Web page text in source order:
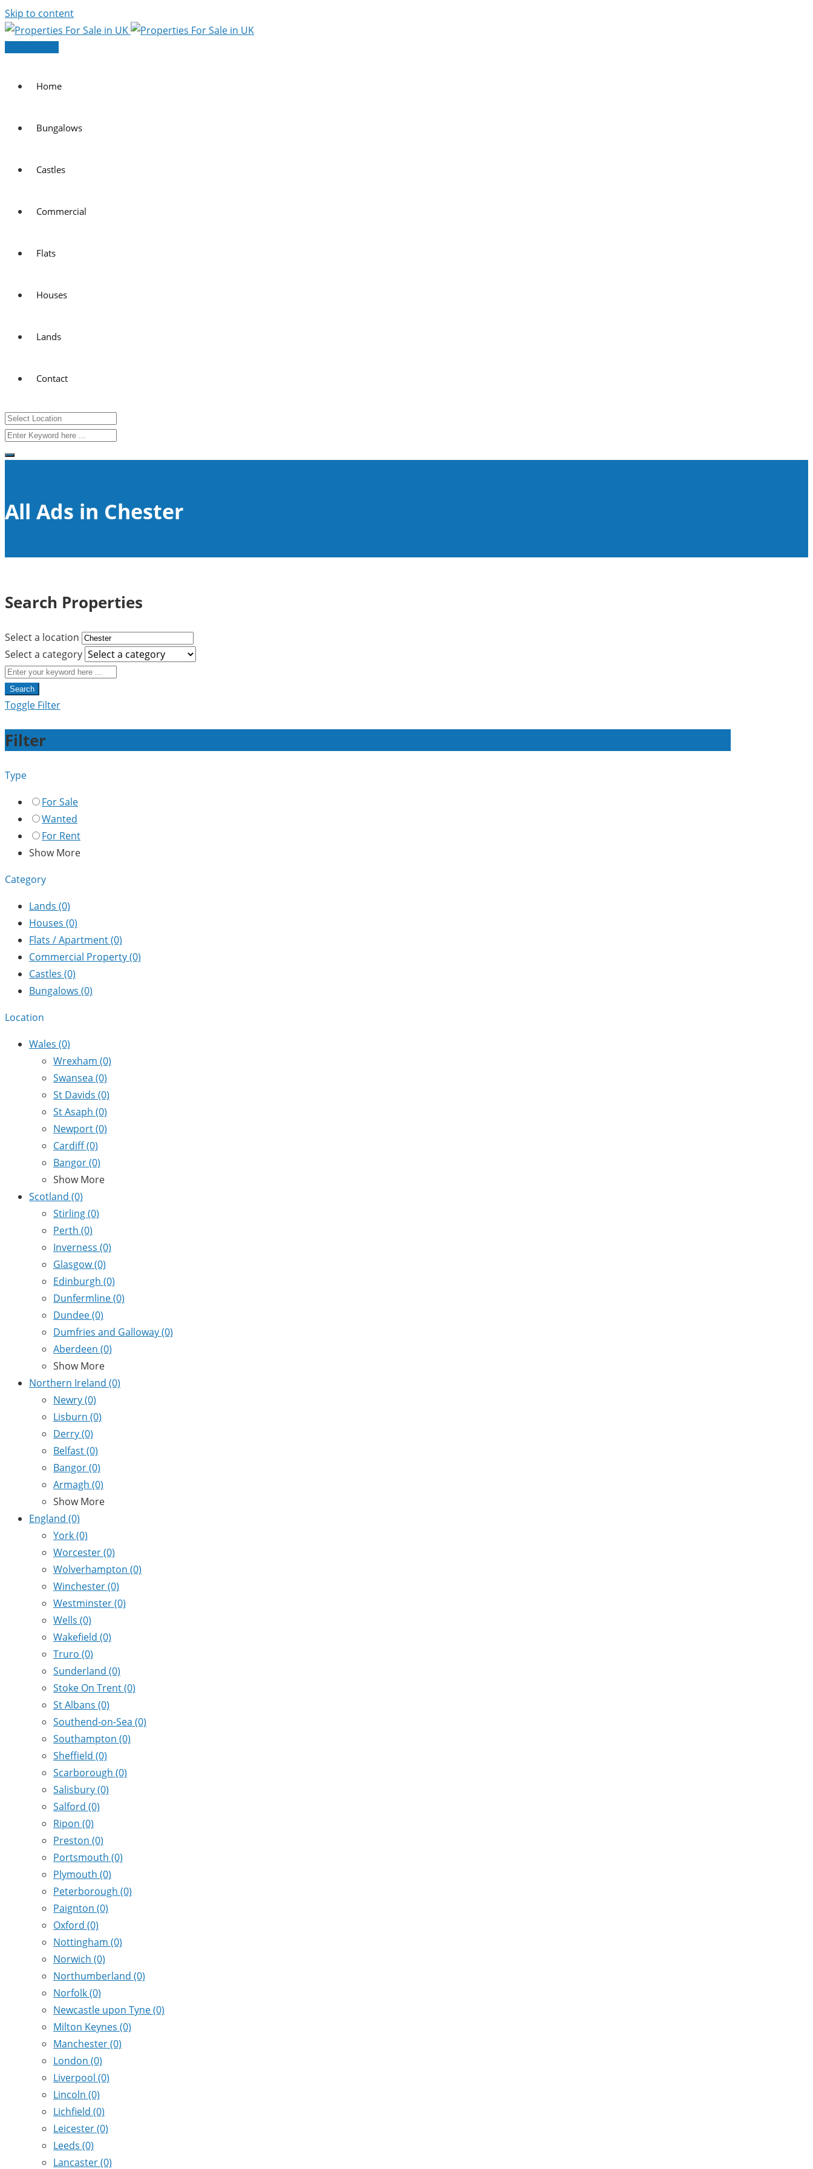
Skip to content
Home
Bungalows
Castles
Commercial
Flats
Houses
Lands
Contact
All Ads in Chester
Search Properties
Select a location
Select a category
Search
Toggle Filter
Filter
Type
For Sale
Wanted
For Rent
Show More
Category
Lands (0)
Houses (0)
Flats / Apartment(0)
Commercial Property(0)
Castles (0)
Bungalows (0)
Location
Wales (0)
Wrexham (0)
Swansea (0)
St Davids (0)
St Asaph (0)
Newport(0)
Cardiff(0)
Bangor(0)
Show More
Scotland (0)
Stirling(0)
Perth (0)
Inverness (0)
Glasgow(0)
Edinburgh (0)
Dunfermline(0)
Dundee(0)
Dumfries and Galloway(0)
Aberdeen (0)
Show More
Northern Ireland (0)
Newry(0)
Lisburn (0)
Derry(0)
Belfast(0)
Bangor(0)
Armagh (0)
Show More
England (0)
York(0)
Worcester(0)
Wolverhampton (0)
Winchester(0)
Westminster(0)
Wells (0)
Wakefield (0)
Truro (0)
Sunderland (0)
Stoke On Trent(0)
St Albans (0)
Southend-on-Sea (0)
Southampton (0)
Sheffield (0)
Scarborough (0)
Salisbury(0)
Salford (0)
Ripon (0)
Preston (0)
Portsmouth (0)
Plymouth (0)
Peterborough (0)
Paignton (0)
Oxford (0)
Nottingham (0)
Norwich (0)
Northumberland (0)
Norfolk(0)
Newcastle upon Tyne(0)
Milton Keynes (0)
Manchester(0)
London (0)
Liverpool (0)
Lincoln (0)
Lichfield (0)
Leicester(0)
Leeds (0)
Lancaster(0)